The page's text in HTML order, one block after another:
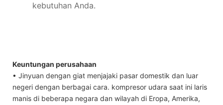
kebutuhan Anda.
Keuntungan perusahaan
• Jinyuan dengan giat menjajaki pasar domestik dan luar
negeri dengan berbagai cara. kompresor udara saat ini laris
manis di beberapa negara dan wilayah di Eropa, Amerika,